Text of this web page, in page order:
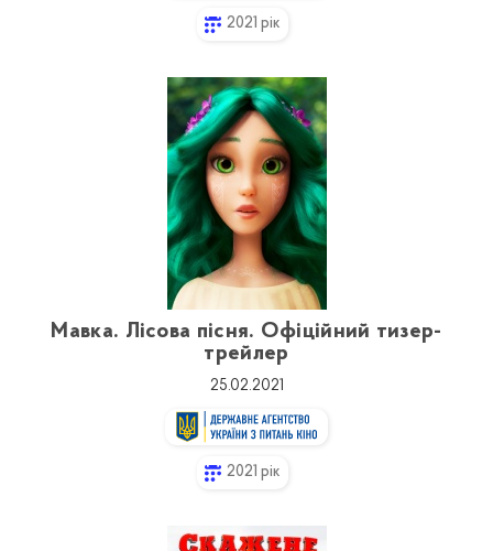
2021 рік
Мавка. Лісова пісня. Офіційний тизер-
трейлер
25.02.2021
2021 рік